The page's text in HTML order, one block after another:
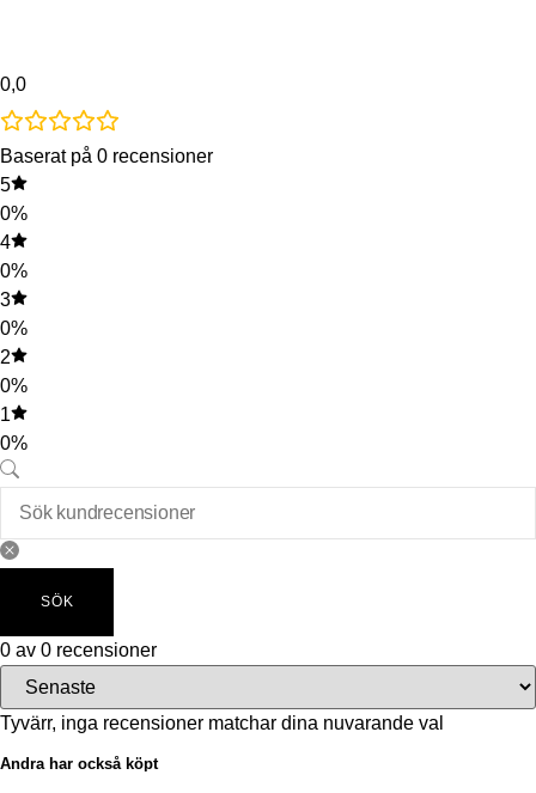
0,0
Baserat på 0 recensioner
5
0%
4
0%
3
0%
2
0%
1
0%
SÖK
0 av 0 recensioner
Tyvärr, inga recensioner matchar dina nuvarande val
Andra har också köpt